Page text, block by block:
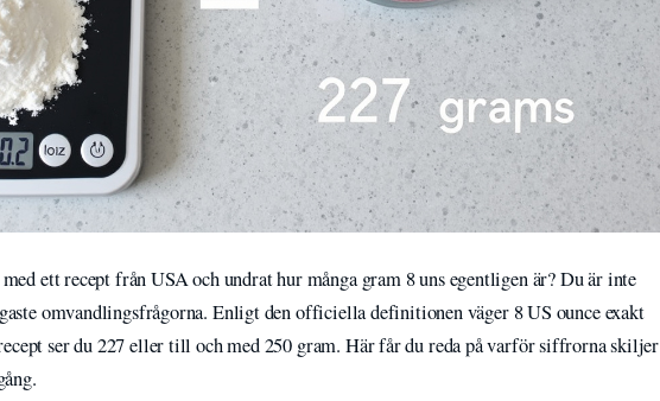
ett recept från USA och undrat hur många gram 8 uns egentligen är? Du är inte
omvandlingsfrågorna. Enligt den officiella definitionen väger 8 US ounce exakt
ser du 227 eller till och med 250 gram. Här får du reda på varför siffrorna skiljer